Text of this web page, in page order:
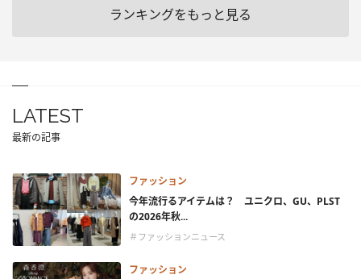
ランキングをもっと見る
LATEST
最新の記事
ファッション
今年流行るアイテムは？ ユニクロ、GU、PLST
の2026年秋...
＃ファッションニュース
ファッション